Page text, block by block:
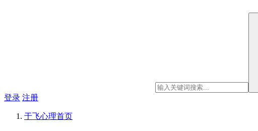
登录 注册
于飞心理首页